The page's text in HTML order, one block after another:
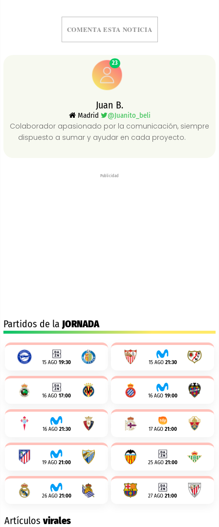
COMENTA ESTA NOTICIA
23
Juan B.
Madrid @Juanito_beli
Colaborador apasionado por la comunicación, siempre
dispuesto a sumar y ayudar en cada proyecto.
Publicidad
Partidos de la JORNADA
15 AGO 19:30 15 AGO 21:30
16 AGO 17:00 16 AGO 19:00
16 AGO 21:30 17 AGO 21:00
19 AGO 21:00 25 AGO 21:00
26 AGO 21:00 27 AGO 21:00
Artículosvirales